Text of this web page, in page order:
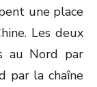
une place
Les deux
au Nord par
par la chaîne